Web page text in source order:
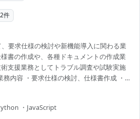
2件
要求仕様の検討や新機能導入に関わる業
書の作成や、各種ドキュメントの作成業
支援業務としてトラブル調査や試験実施
内容 ・要求仕様の検討、仕様書作成 ・ベ
ートで働きやすい環境 ・金融アプリの開
長期プロジェクトで安心して働ける
・JavaScript